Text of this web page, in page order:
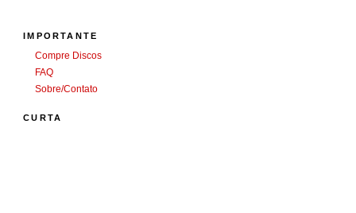
IMPORTANTE
Compre Discos
FAQ
Sobre/Contato
CURTA